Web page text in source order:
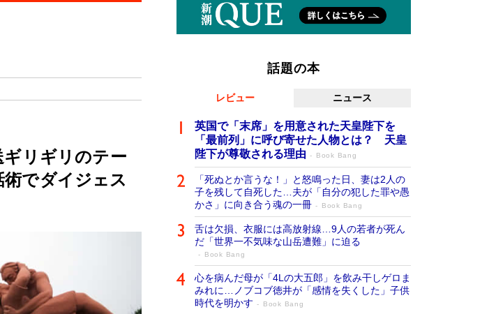
リギリのテー
でダイジェス
話題の本
レビュー ニュース
英国で「末席」を用意された天皇陛下を
「最前列」に呼び寄せた人物とは？ 天皇
陛下が尊敬される理由
Book Bang
「死ぬとか言うな！」と怒鳴った日、妻は2人の
子を残して自死した…夫が「自分の犯した罪や愚
かさ」に向き合う魂の一冊
Book Bang
舌は欠損、衣服には高放射線…9人の若者が死ん
だ「世界一不気味な山岳遭難」に迫る
Book Bang
心を病んだ母が「4Lの大五郎」を飲み干しゲロま
みれに…ノブコブ徳井が「感情を失くした」子供
時代を明かす
Book Bang